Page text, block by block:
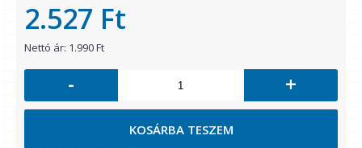
2.527 Ft
Nettó ár: 1.990 Ft
- +
KOSÁRBA TESZEM